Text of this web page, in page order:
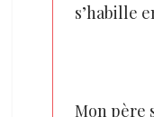
s’habille
Mon père